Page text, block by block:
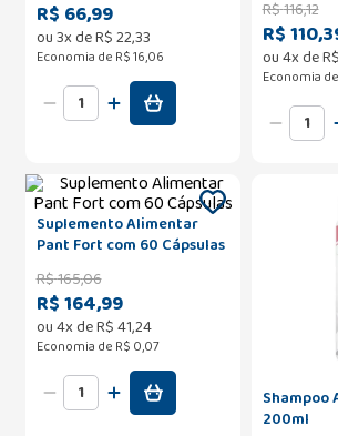
R$ 66,99
ou3x deR$22,33
Economia de R$ 16,06
R$116,12
R$
ou4x deR$
Economia de
Suplemento Alimentar
Pant Fort com 60 Cápsulas
R$165,06
R$ 164,99
ou4x deR$41,24
Economia de R$ 0,07
Shampoo
200ml